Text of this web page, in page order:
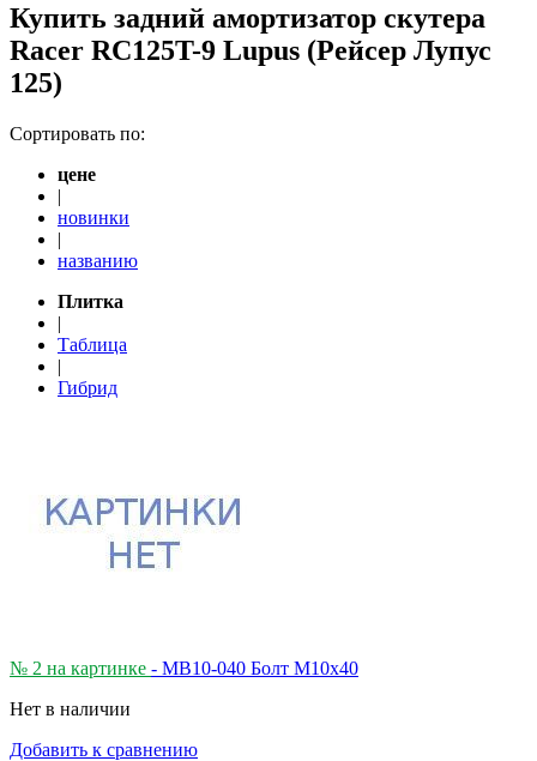
Купить задний амортизатор скутера
Racer RC125T-9 Lupus (Рейсер Лупус
125)
Сортировать по:
цене
|
новинки
|
названию
Плитка
|
Таблица
|
Гибрид
№ 2 на картинке - MB10-040 Болт М10х40
Нет в наличии
Добавить к сравнению